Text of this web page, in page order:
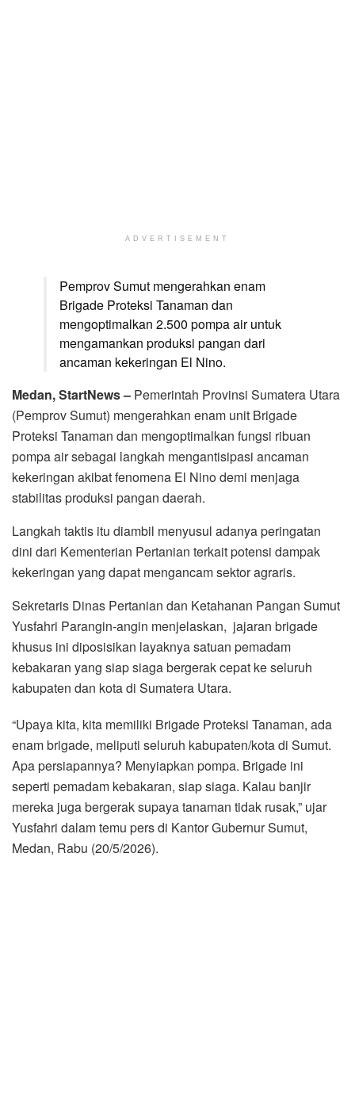
ADVERTISEMENT
Pemprov Sumut mengerahkan enam
Brigade Proteksi Tanaman dan
mengoptimalkan 2.500 pompa air untuk
mengamankan produksi pangan dari
ancaman kekeringan El Nino.
Medan, StartNews – Pemerintah Provinsi Sumatera Utara
(Pemprov Sumut) mengerahkan enam unit Brigade
Proteksi Tanaman dan mengoptimalkan fungsi ribuan
pompa air sebagai langkah mengantisipasi ancaman
kekeringan akibat fenomena El Nino demi menjaga
stabilitas produksi pangan daerah.
Langkah taktis itu diambil menyusul adanya peringatan
dini dari Kementerian Pertanian terkait potensi dampak
kekeringan yang dapat mengancam sektor agraris.
Sekretaris Dinas Pertanian dan Ketahanan Pangan Sumut
Yusfahri Parangin-angin menjelaskan, jajaran brigade
khusus ini diposisikan layaknya satuan pemadam
kebakaran yang siap siaga bergerak cepat ke seluruh
kabupaten dan kota di Sumatera Utara.
“Upaya kita, kita memiliki Brigade Proteksi Tanaman, ada
enam brigade, meliputi seluruh kabupaten/kota di Sumut.
Apa persiapannya? Menyiapkan pompa. Brigade ini
seperti pemadam kebakaran, siap siaga. Kalau banjir
mereka juga bergerak supaya tanaman tidak rusak,” ujar
Yusfahri dalam temu pers di Kantor Gubernur Sumut,
Medan, Rabu (20/5/2026).